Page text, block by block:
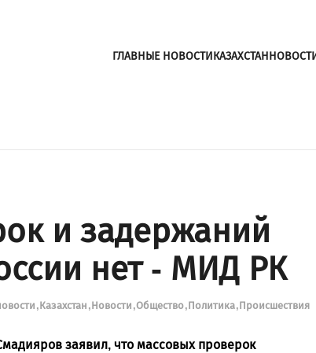
ГЛАВНЫЕ НОВОСТИКАЗАХСТАН
и задержаний
нет - МИД РК
Казахстан НовостиОбщество Политика Происшествия
заявил, что массовых проверок